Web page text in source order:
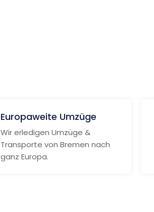
Europaweite Umzüge
Wir erledigen Umzüge &
Transporte von Bremen nach
ganz Europa.